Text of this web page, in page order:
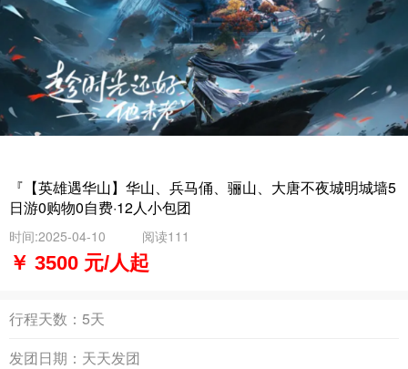
『【英雄遇华山】华山、兵马俑、骊山、大唐不夜城明城墙5
日游0购物0自费·12人小包团
时间:2025-04-10 阅读111
￥ 3500 元/人起
行程天数： 5天
发团日期： 天天发团